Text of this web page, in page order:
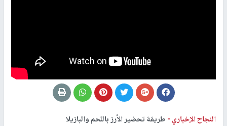
النجاح الإخباري -طريقة تحضير الأرز باللحم والبازيلا